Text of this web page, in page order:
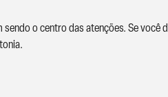
o centro das atenções. Se você